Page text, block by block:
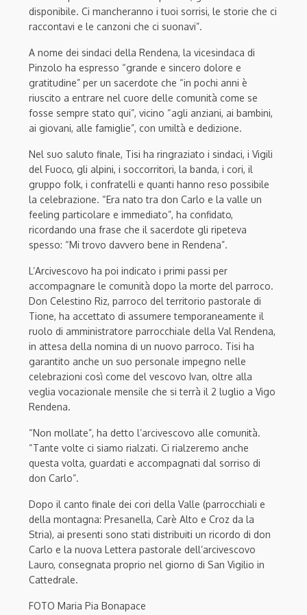
disponibile. Ci mancheranno i tuoi sorrisi, le storie che ci
raccontavi e le canzoni che ci suonavi”.
A nome dei sindaci della Rendena, la vicesindaca di
Pinzolo ha espresso “grande e sincero dolore e
gratitudine” per un sacerdote che “in pochi anni è
riuscito a entrare nel cuore delle comunità come se
fosse sempre stato qui”, vicino “agli anziani, ai bambini,
ai giovani, alle famiglie”, con umiltà e dedizione.
Nel suo saluto finale, Tisi ha ringraziato i sindaci, i Vigili
del Fuoco, gli alpini, i soccorritori, la banda, i cori, il
gruppo folk, i confratelli e quanti hanno reso possibile
la celebrazione. “Era nato tra don Carlo e la valle un
feeling particolare e immediato”, ha confidato,
ricordando una frase che il sacerdote gli ripeteva
spesso: “Mi trovo davvero bene in Rendena”.
L’Arcivescovo ha poi indicato i primi passi per
accompagnare le comunità dopo la morte del parroco.
Don Celestino Riz, parroco del territorio pastorale di
Tione, ha accettato di assumere temporaneamente il
ruolo di amministratore parrocchiale della Val Rendena,
in attesa della nomina di un nuovo parroco. Tisi ha
garantito anche un suo personale impegno nelle
celebrazioni così come del vescovo Ivan, oltre alla
veglia vocazionale mensile che si terrà il 2 luglio a Vigo
Rendena.
“Non mollate”, ha detto l’arcivescovo alle comunità.
“Tante volte ci siamo rialzati. Ci rialzeremo anche
questa volta, guardati e accompagnati dal sorriso di
don Carlo”.
Dopo il canto finale dei cori della Valle (parrocchiali e
della montagna: Presanella, Carè Alto e Croz da la
Stria), ai presenti sono stati distribuiti un ricordo di don
Carlo e la nuova Lettera pastorale dell’arcivescovo
Lauro, consegnata proprio nel giorno di San Vigilio in
Cattedrale.
FOTO Maria Pia Bonapace